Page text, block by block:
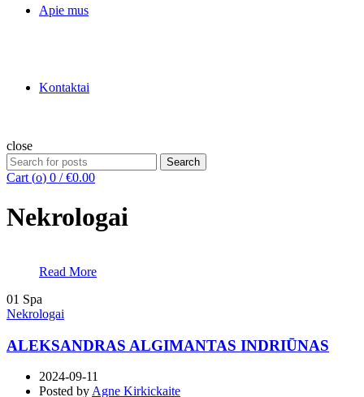
Apie mus
Kontaktai
close
Search
for:
Search
Cart (o) 0 / €0.00
Nekrologai
Read More
01 Spa
Nekrologai
ALEKSANDRAS ALGIMANTAS INDRIŪNAS
2024-09-11
Posted by Agne Kirkickaite